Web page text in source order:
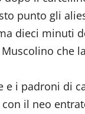
punto gli
dieci minuti
che
i padroni di
il neo